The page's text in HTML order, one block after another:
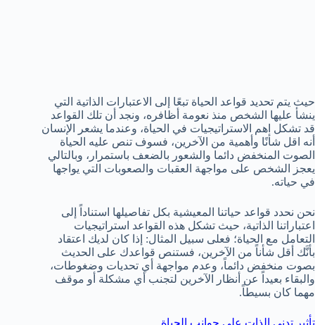
حيث يتم تحديد قواعد الحياة تبعًا إلى الاعتبارات الذاتية التي
ينشأ عليها الشخص منذ نعومة أظافره، ونجد أن تلك القواعد
قد تشكل اهم الاستراتيجيات في الحياة، وعندما يشعر الإنسان
أنه اقل شأنًا وأهمية من الآخرين، فسوف تنص عليه الحياة
الصوت المنخفض دائما والشعور بالضعف باستمرار، وبالتالي
يعجز الشخص على مواجهة العقبات والصعوبات التي يواجها
في حياته.
نحن نحدد قواعد حياتنا المعيشية بكل تفاصيلها استناداً إلى
اعتباراتنا الذاتية، حيث تشكل هذه القواعد استراتيجيات
التعامل مع الحياة؛ فعلى سبيل المثال: إذا كان لديك اعتقاد
بأنَّك أقل شأناً من الآخرين، فستنص قواعدك على الحديث
بصوت منخفض دائماً، وعدم مواجهة أي تحديات وضغوطات،
والبقاء بعيداً عن أنظار الآخرين لتجنب أي مشكلة أو موقف
مهما كان بسيطاً.
تأثير تدني الذات على جوانب الحياة